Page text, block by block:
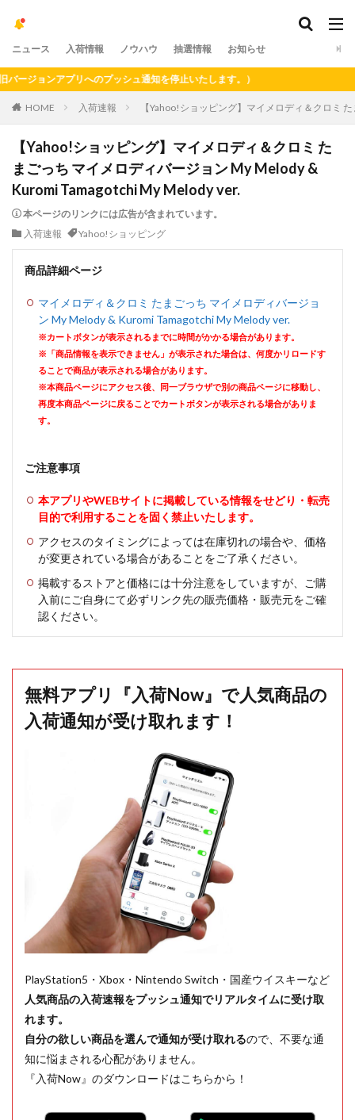
ニュース 入荷情報 ノウハウ 抽選情報 お知らせ
ョンアプリへのプッシュ通知を停止いたします。）
HOME 入荷速報 【Yahoo!ショッピング】マイメロディ＆クロミ
【Yahoo!ショッピング】マイメロディ＆クロミ た
まごっち マイメロディバージョン My Melody &
Kuromi Tamagotchi My Melody ver.
本ページのリンクには広告が含まれています。
入荷速報
Yahoo!ショッピング
商品詳細ページ
マイメロディ＆クロミ たまごっち マイメロディバージョ
ン My Melody & Kuromi Tamagotchi My Melody ver.
※カートボタンが表示されるまでに時間がかかる場合があります。
※「商品情報を表示できません」が表示された場合は、何度かリロードす
ることで商品が表示される場合があります。
※本商品ページにアクセス後、同一ブラウザで別の商品ページに移動し、
再度本商品ページに戻ることでカートボタンが表示される場合がありま
す。
ご注意事項
本アプリやWEBサイトに掲載している情報をせどり・転売
目的で利用することを固く禁止いたします。
アクセスのタイミングによっては在庫切れの場合や、価格
が変更されている場合があることをご了承ください。
掲載するストアと価格には十分注意をしていますが、ご購
入前にご自身にて必ずリンク先の販売価格・販売元をご確
認ください。
無料アプリ『入荷Now』で人気商品の
入荷通知が受け取れます！
PlayStation5・Xbox・Nintendo Switch・国産ウイスキーなど
人気商品の入荷速報をプッシュ通知でリアルタイムに受け取
れます。
自分の欲しい商品を選んで通知が受け取れるので、不要な通
知に悩まされる心配がありません。
『入荷Now』のダウンロードはこちらから！